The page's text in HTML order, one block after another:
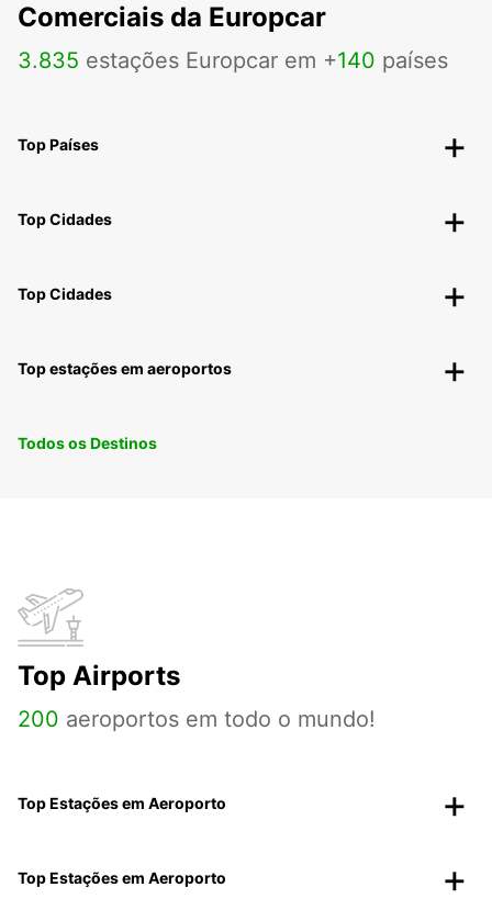
Comerciais da Europcar
3.835 estações Europcar em +140 países
Top Países
Top Cidades
Top Cidades
Top estações em aeroportos
Todos os Destinos
Top Airports
200 aeroportos em todo o mundo!
Top Estações em Aeroporto
Top Estações em Aeroporto